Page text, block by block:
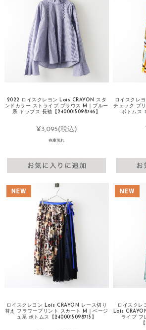
2022 ロイスクレヨン Lois CRAYON スタ
ンドカラー ストライプ ブラウス M｜ブルー
系 トップス 長袖【2400015098746】
¥3,095(税込)
在庫切れ
ロイスクレ
チェック プ
ボトムス
ロイスクレヨン Lois CRAYON レース切り
替え フラワープリント スカート M｜ベージ
ュ系 ボトムス【2400015098715】
ロイスクレ
Lois
ライプ フ